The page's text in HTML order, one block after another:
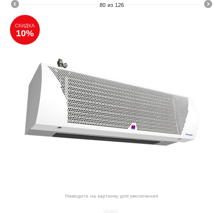
80 из 126
СКИДКА
10%
Наведите на картинку для увеличения